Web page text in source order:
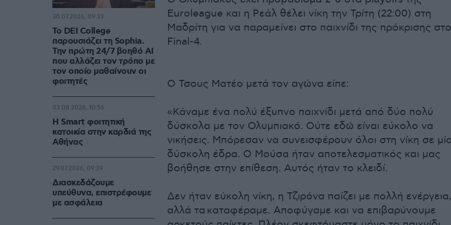
Euroleague και η Ρεάλ θέλει νίκη την Τρίτη (22:00) στη
Μαδρίτη για να παραμείνει στο παιχνίδι της πρόκρισης στο
Final-4.
O Τσους Ματέο μετά τον αγώνα είπε:
«Κάναμε ένα πολύ έξυπνο παιχνίδι μετά από δύο πολύ
δύσκολα με τον Ολυμπιακό. Ούτε εδώ είναι εύκολο να
νικήσεις. Μπόρεσαν να συνεισφέρουν όλοι στη νίκη σε μία
δύσκολη έδρα. Ο Μούσα ήταν αποτελεσματικός και μας
βοήθησε στην επίθεση. Αυτός ήταν το κλειδί.
Δεν ήταν εύκολη νίκη, η Τζιρόνα παίζει με πολλή ενέργεια,
αλλά τα καταφέραμε. Αποφύγαμε και να επιβαρύνουμε
Το DEI College
παρουσιάζει τη Sophia.
Την πρώτη 24/7 βοηθό AI
που αλλάζει τον τρόπο με
τον οποίο μαθαίνουν οι
φοιτητές
30.07.2026, 09:33
Η Smart φοιτητική
κατοικία στην καρδιά της
Αθήνας
03.08.2026, 10:56
Διασκεδάζουμε
υπεύθυνα, επιστρέφουμε
με ασφάλεια
29.07.2026, 09:39